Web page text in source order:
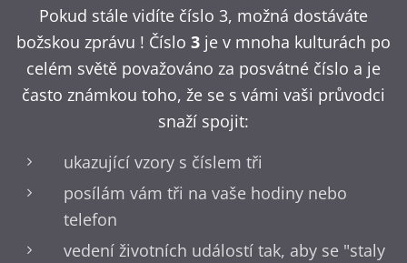
Pokud stále vidíte číslo 3, možná dostáváte
božskou zprávu ! Číslo 3 je v mnoha kulturách po
celém světě považováno za posvátné číslo a je
často známkou toho, že se s vámi vaši průvodci
snaží spojit:
ukazující vzory s číslem tři
posílám vám tři na vaše hodiny nebo
telefon
vedení životních událostí tak, aby se "staly